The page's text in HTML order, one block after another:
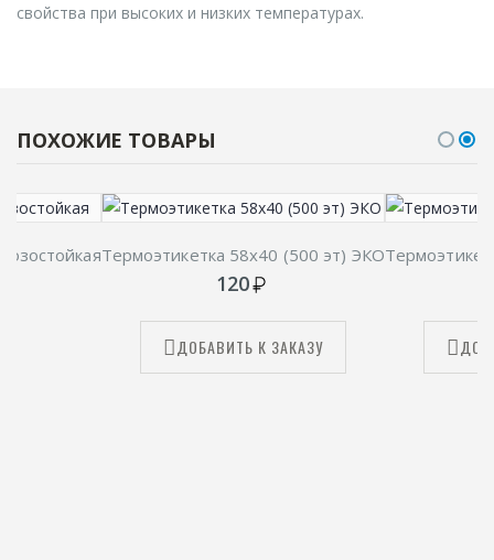
свойства при высоких и низких температурах.
ПОХОЖИЕ ТОВАРЫ
Термоэтикетка 58х40 (500 эт) ЭКО
120
ДОБАВИТЬ К ЗАКАЗУ